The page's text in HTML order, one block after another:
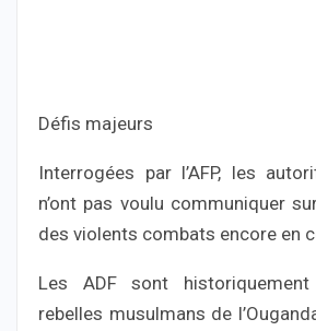
Défis majeurs
Interrogées par l’AFP, les
n’ont pas voulu communiquer
des violents combats encore en
Les ADF sont
rebelles musulmans de